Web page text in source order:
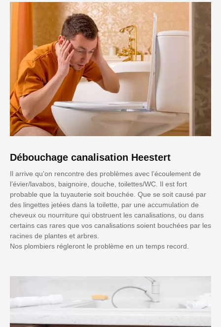
Débouchage canalisation Heestert
Il arrive qu'on rencontre des problèmes avec l’écoulement de
l’évier/lavabos, baignoire, douche, toilettes/WC. Il est fort
probable que la tuyauterie soit bouchée. Que se soit causé par
des lingettes jetées dans la toilette, par une accumulation de
cheveux ou nourriture qui obstruent les canalisations, ou dans
certains cas rares que vos canalisations soient bouchées par les
racines de plantes et arbres.
Nos plombiers régleront le problème en un temps record.